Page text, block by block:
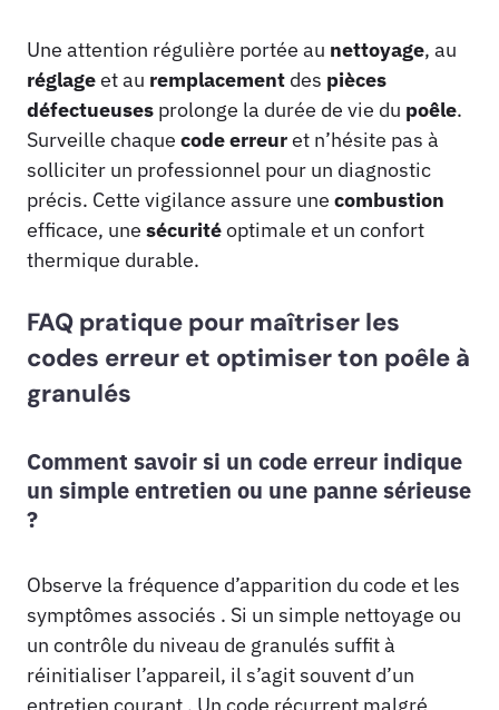
Une attention régulière portée au nettoyage, au
réglageet au remplacement des pièces
défectueuses prolonge la durée de vie du poêle.
Surveille chaque code erreuret n’hésite pas à
solliciter un professionnel pour un diagnostic
précis. Cette vigilance assure une combustion
efficace, une sécuritéoptimale et un confort
thermique durable.
FAQ pratique pour maîtriser les
codes erreur et optimiser ton poêle à
granulés
Comment savoir si un code erreur indique
un simple entretien ou une panne sérieuse
?
Observe la fréquence d’apparition du code et les
symptômes associés . Si un simple nettoyage ou
un contrôle du niveau de granulés suffit à
réinitialiser l’appareil, il s’agit souvent d’un